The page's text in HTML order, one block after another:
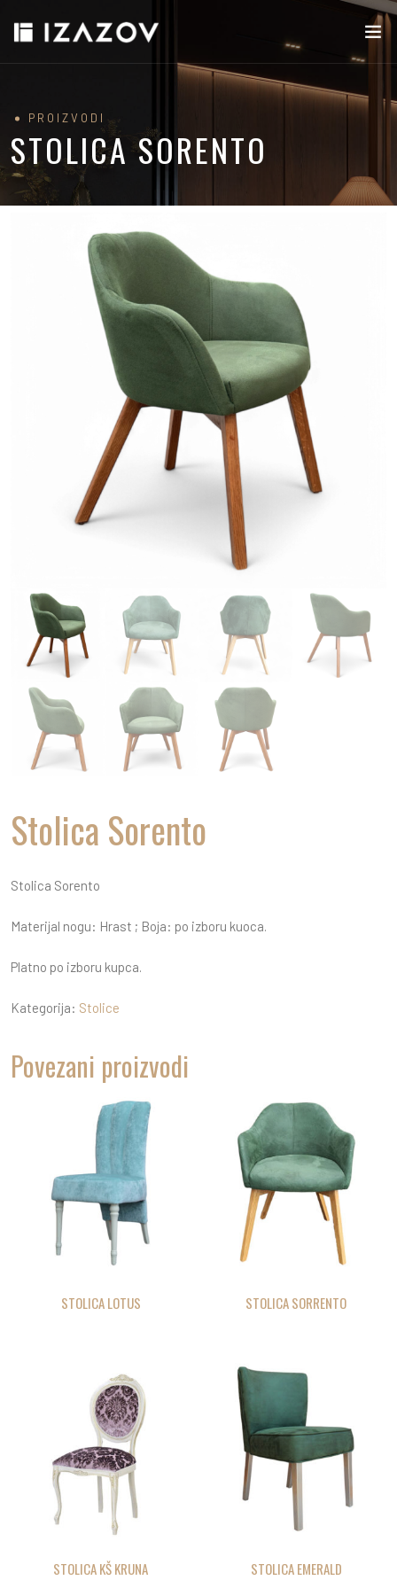
PROIZVODI
STOLICA SORENTO
Stolica Sorento
Stolica Sorento
Materijal nogu: Hrast ; Boja: po izboru kuoca.
Platno po izboru kupca.
Kategorija: Stolice
Povezani proizvodi
STOLICA LOTUS STOLICA SORRENTO
STOLICA KŠ KRUNA STOLICA EMERALD